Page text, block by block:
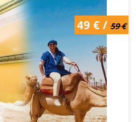
49 € / 59 €